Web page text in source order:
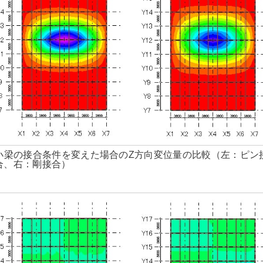
の接合条件を変えた場合のZ方向変位量の比較（左：ピン
、右：剛接合）